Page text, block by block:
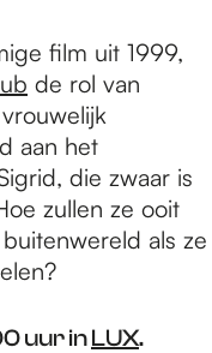
film uit 1999,
de rol van
aan het
die zwaar is
zullen ze ooit
als ze
uur inLUX.